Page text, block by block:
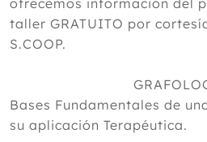
ofrecemos información del
taller GRATUITO por
S.COOP.
Bases Fundamentales de
su aplicación Terapéutica.